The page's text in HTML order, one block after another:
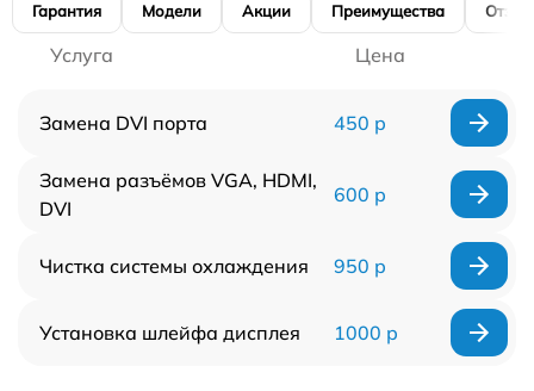
Гарантия Модели Акции Преимущества
Услуга Цена
Замена DVI порта 450 р
Замена разъёмов VGA, HDMI,
DVI
600 р
Чистка системы охлаждения 950 р
Установка шлейфа дисплея 1000 р